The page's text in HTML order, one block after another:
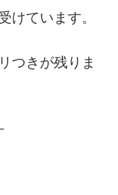
けています。
つきが残りま